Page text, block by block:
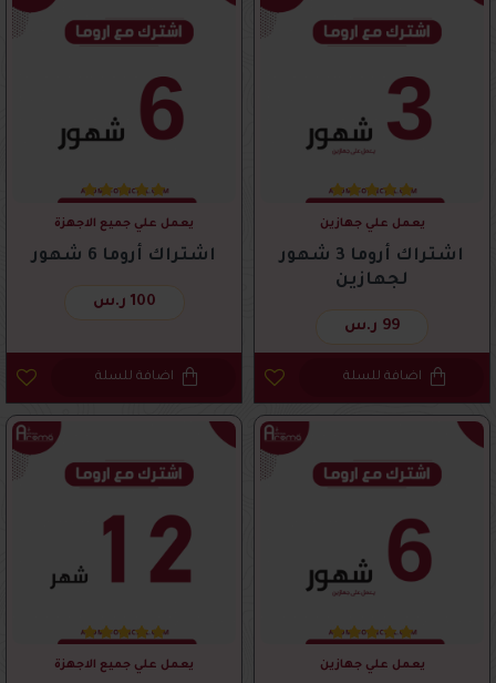
يعمل علي جهازين
اشتراك أروما 3 شهور
لجهازين
99 ر.س
اضافة للسلة
يعمل علي جميع الاجهزة
اشتراك أروما 6 شهور
100 ر.س
اضافة للسلة
يعمل علي جهازين يعمل علي جميع الاجهزة